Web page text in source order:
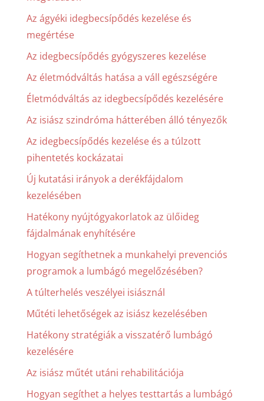
Az ágyéki idegbecsípődés kezelése és
megértése
Az idegbecsípődés gyógyszeres kezelése
Az életmódváltás hatása a váll egészségére
Életmódváltás az idegbecsípődés kezelésére
Az isiász szindróma hátterében álló tényezők
Az idegbecsípődés kezelése és a túlzott
pihentetés kockázatai
Új kutatási irányok a derékfájdalom
kezelésében
Hatékony nyújtógyakorlatok az ülőideg
fájdalmának enyhítésére
Hogyan segíthetnek a munkahelyi prevenciós
programok a lumbágó megelőzésében?
A túlterhelés veszélyei isiásznál
Műtéti lehetőségek az isiász kezelésében
Hatékony stratégiák a visszatérő lumbágó
kezelésére
Az isiász műtét utáni rehabilitációja
Hogyan segíthet a helyes testtartás a lumbágó